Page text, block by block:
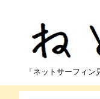
「ネットサーフィン